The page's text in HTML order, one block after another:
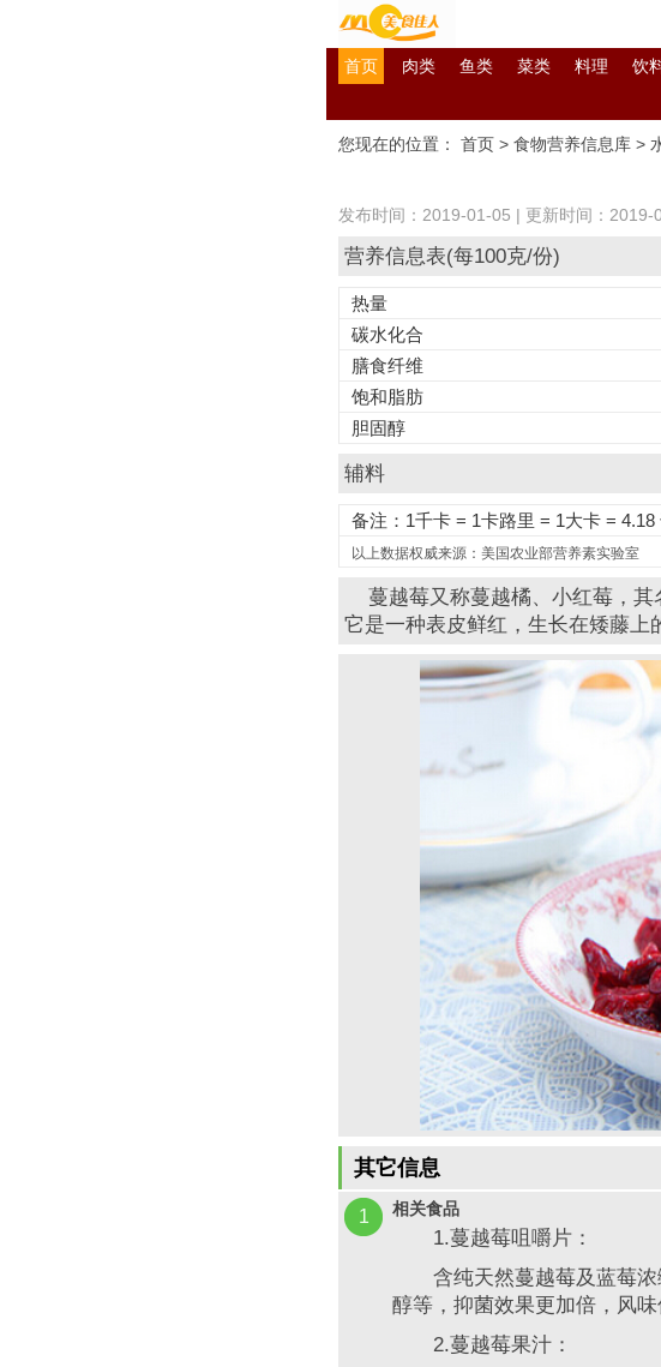
首页 肉类 鱼类 菜类 料理 饮
您现在的位置： 首页 > 食物营养信息库 >
发布时间：2019-01-05 | 更新时间：2019-
营养信息表(每100克/份)
热量
碳水化合
膳食纤维
饱和脂肪
胆固醇
辅料
备注：1千卡 = 1卡路里 = 1大卡 = 4.18
蔓越莓又称蔓越橘、小红莓，其
它是一种表皮鲜红，生长在矮藤上
其它信息
1 相关食品
1.蔓越莓咀嚼片：
含纯天然蔓越莓及蓝莓浓
醇等，抑菌效果更加倍，风
2.蔓越莓果汁：